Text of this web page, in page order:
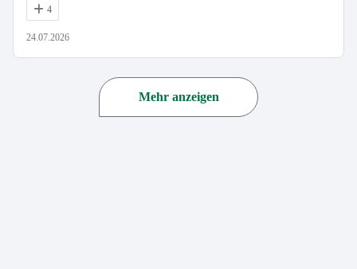
4
24.07.2026
Mehr anzeigen